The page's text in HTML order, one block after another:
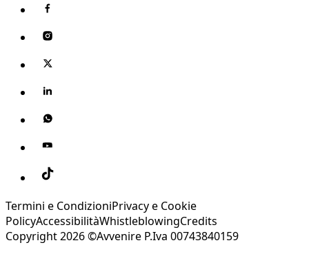
Termini e CondizioniPrivacy e Cookie
PolicyAccessibilitàWhistleblowingCredits
Copyright 2026 ©Avvenire P.Iva 00743840159